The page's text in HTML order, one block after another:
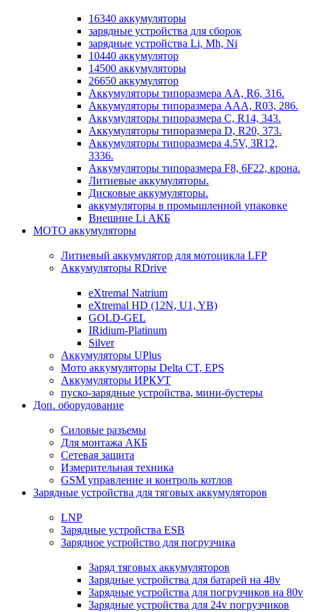
16340 аккумуляторы
зарядные устройства для сборок
зарядные устройства Li, Mh, Ni
10440 аккумулятор
14500 аккумуляторы
26650 аккумулятор
Аккумуляторы типоразмера АА, R6, 316.
Аккумуляторы типоразмера ААА, R03, 286.
Аккумуляторы типоразмера С, R14, 343.
Аккумуляторы типоразмера D, R20, 373.
Аккумуляторы типоразмера 4.5V, 3R12,
3336.
Аккумуляторы типоразмера F8, 6F22, крона.
Литиевые аккумуляторы.
Дисковые аккумуляторы.
аккумуляторы в промышленной упаковке
Внешние Li АКБ
МОТО аккумуляторы
Литиевый аккумулятор для мотоцикла LFP
Аккумуляторы RDrive
eXtremal Natrium
eXtremal HD (12N, U1, YB)
GOLD-GEL
IRidium-Platinum
Silver
Аккумуляторы UPlus
Мото аккумуляторы Delta CT, EPS
Аккумуляторы ИРКУТ
пуско-зарядные устройства, мини-бустеры
Доп. оборудование
Силовые разъемы
Для монтажа АКБ
Сетевая защита
Измерительная техника
GSM управление и контроль котлов
Зарядные устройства для тяговых аккумуляторов
LNP
Зарядные устройства ESB
Зарядное устройство для погрузчика
Заряд тяговых аккумуляторов
Зарядные устройства для батарей на 48v
Зарядные устройства для погрузчиков на 80v
Зарядные устройства для 24v погрузчиков